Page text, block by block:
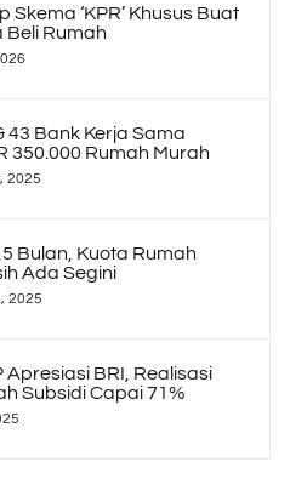
Skema ‘KPR’ Khusus Buat
Rumah
43 Bank Kerja Sama
350.000 Rumah Murah
2025
Bulan, Kuota Rumah
Ada Segini
2025
Apresiasi BRI, Realisasi
Subsidi Capai 71%